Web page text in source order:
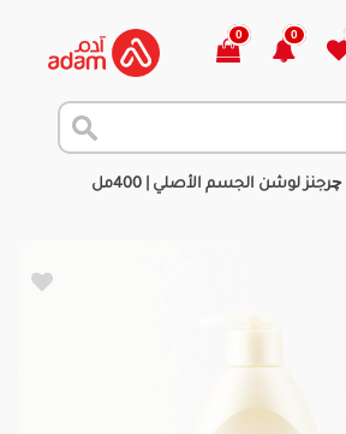
0
0
چرجنز لوشن الجسم الأصلي | 400مل